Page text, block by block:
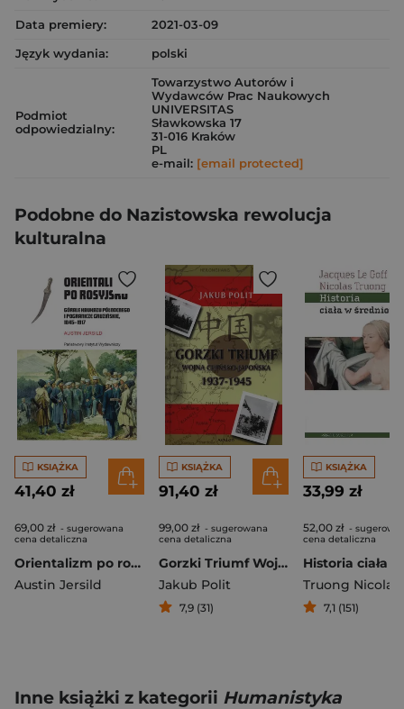
Data premiery:
2021-03-09
Język wydania:
polski
Podmiot
odpowiedzialny:
Towarzystwo Autorów i
Wydawców Prac Naukowych
UNIVERSITAS
Sławkowska 17
31-016 Kraków
PL
e-mail: [email protected]
Podobne do Nazistowska rewolucja
kulturalna
KSIĄŻKA
41,40 zł
69,00 zł - sugerowana
cena detaliczna
Orientalizm po rosyjsku Górale Kaukazu Północnego i pogranicze gruzińskie, 1845-191
Austin Jersild
KSIĄŻKA
91,40 zł
99,00 zł - sugerowana
cena detaliczna
Gorzki Triumf Wojna chińsko-japońska 1937-1945
Jakub Polit
7,9 (31)
KSIĄŻKA
33,99 zł
52,00 zł -
cena detaliczna
Truong Nicolas
7,1 (151)
Inne książki z kategorii Humanistyka